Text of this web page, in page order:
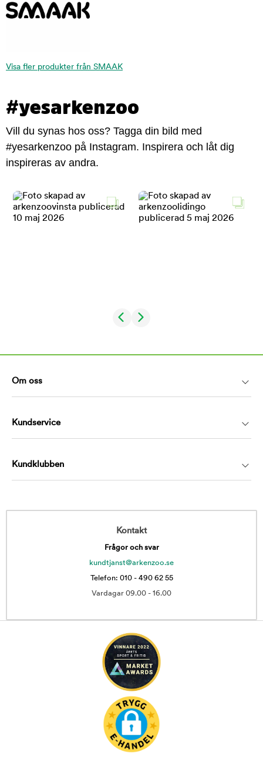
Visa fler produkter från SMAAK
#yesarkenzoo
Vill du synas hos oss? Tagga din bild med
#yesarkenzoo på Instagram. Inspirera och låt dig
inspireras av andra.
Om oss
Kundservice
Kundklubben
Kontakt
Frågor och svar
kundtjanst@arkenzoo.se
Telefon: 010 - 490 62 55
Vardagar 09.00 - 16.00